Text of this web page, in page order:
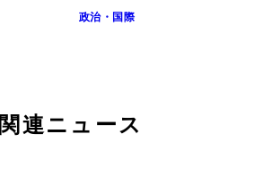
政治・国際
関連ニュース